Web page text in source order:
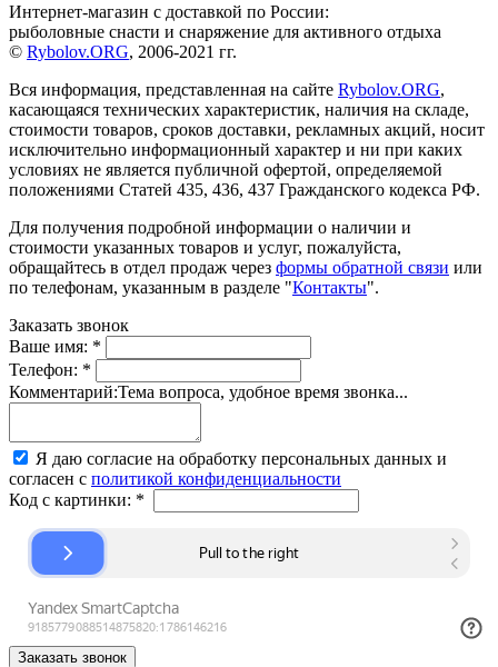
Интернет-магазин с доставкой по России:
рыболовные снасти и снаряжение для активного отдыха
© Rybolov.ORG, 2006-2021 гг.
Вся информация, представленная на сайте Rybolov.ORG,
касающаяся технических характеристик, наличия на складе,
стоимости товаров, сроков доставки, рекламных акций, носит
исключительно информационный характер и ни при каких
условиях не является публичной офертой, определяемой
положениями Статей 435, 436, 437 Гражданского кодекса РФ.
Для получения подробной информации о наличии и
стоимости указанных товаров и услуг, пожалуйста,
обращайтесь в отдел продаж через формы обратной связи или
по телефонам, указанным в разделе "Контакты".
Заказать звонок
Ваше имя: *
Телефон: *
Комментарий:Тема вопроса, удобное время звонка...
Я даю согласие на обработку персональных данных и
согласен с политикой конфиденциальности
Код с картинки: *